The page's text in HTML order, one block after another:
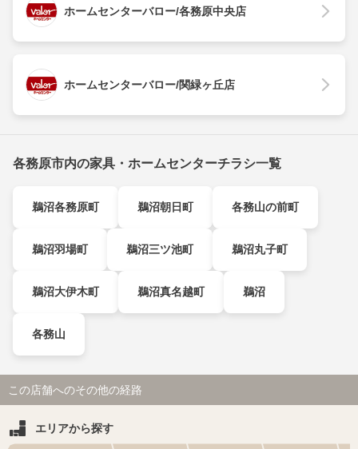
ホームセンターバロー/各務原中央店
ホームセンターバロー/関緑ヶ丘店
各務原市内の家具・ホームセンターチラシ一覧
鵜沼各務原町 鵜沼朝日町 各務山の前町
鵜沼羽場町 鵜沼三ツ池町 鵜沼丸子町
鵜沼大伊木町 鵜沼真名越町 鵜沼
各務山
この店舗へのその他の経路
エリアから探す